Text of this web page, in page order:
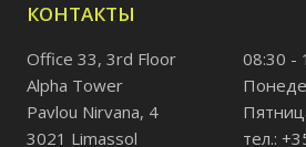
КОНТАКТЫ
Office 33, 3rd Floor
Alpha Tower
Pavlou Nirvana, 4
3021 Limassol
08:30 -
тел.: